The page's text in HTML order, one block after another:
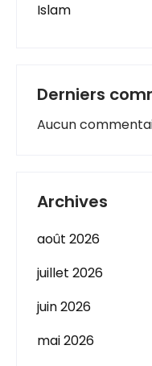
Islam
Derniers
Aucun
Archives
août 2026
juillet 2026
juin 2026
mai 2026